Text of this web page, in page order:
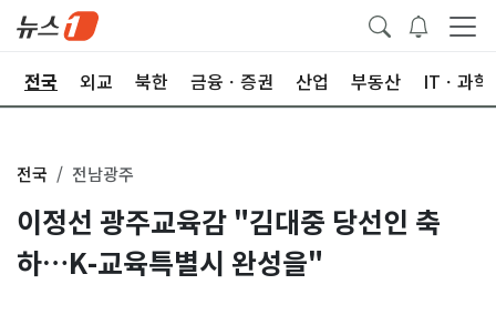
전국 외교 북한 금융ㆍ증권 산업 부동산 ITㆍ과학
전국 전남광주
이정선 광주교육감 "김대중 당선인 축
하…K-교육특별시 완성을"